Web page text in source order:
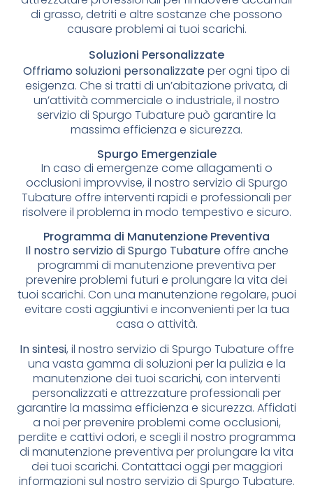
di grasso, detriti e altre sostanze che possono
causare problemi ai tuoi scarichi.
Soluzioni Personalizzate
Offriamo soluzioni personalizzateper ogni tipo di
esigenza. Che si tratti di un’abitazione privata, di
un’attività commerciale o industriale, il nostro
servizio di Spurgo Tubature può garantire la
massima efficienza e sicurezza.
Spurgo Emergenziale
In caso di emergenze come allagamenti o
occlusioni improvvise, il nostro servizio di Spurgo
Tubature offre interventi rapidi e professionali per
risolvere il problema in modo tempestivo e sicuro.
Programma di Manutenzione Preventiva
Il nostro servizio di Spurgo Tubatureoffre anche
programmi di manutenzione preventiva per
prevenire problemi futuri e prolungare la vita dei
tuoi scarichi. Con una manutenzione regolare, puoi
evitare costi aggiuntivi e inconvenienti per la tua
casa o attività.
In sintesi, il nostro servizio di Spurgo Tubature offre
una vasta gamma di soluzioni per la pulizia e la
manutenzione dei tuoi scarichi, con interventi
personalizzati e attrezzature professionali per
garantire la massima efficienza e sicurezza. Affidati
a noi per prevenire problemi come occlusioni,
perdite e cattivi odori, e scegli il nostro programma
di manutenzione preventiva per prolungare la vita
dei tuoi scarichi. Contattaci oggi per maggiori
informazioni sul nostro servizio di Spurgo Tubature.